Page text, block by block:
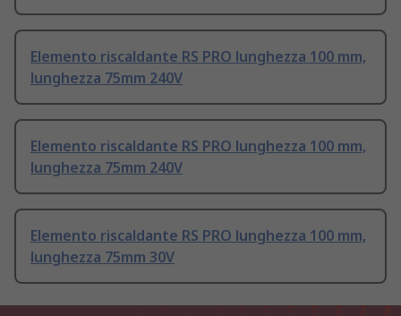
Elemento riscaldante RS PRO lunghezza 100 mm,
lunghezza 75mm 240V
Elemento riscaldante RS PRO lunghezza 100 mm,
lunghezza 75mm 240V
Elemento riscaldante RS PRO lunghezza 100 mm,
lunghezza 75mm 30V